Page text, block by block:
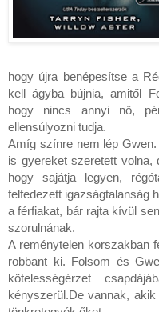
hogy újra benépesítse a
kell ágyba bújnia, amitől
hogy nincs annyi nő,
ellensúlyozni tudja.
Amíg színre nem lép
is gyereket szeretett volna,
hogy sajátja legyen,
felfedezett igazságtalanság
a férfiakat, bár rajta kívül
szorulnának.
A reménytelen korszakban
robbant ki. Folsom és
kötelességérzet
kényszerül.De vannak,